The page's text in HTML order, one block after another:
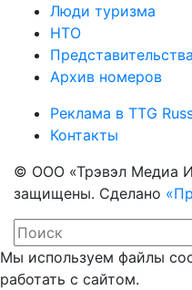
Люди туризма
НТО
Представительства
Архив номеров
Реклама в TTG
Контакты
© ООО «Трэвэл Медиа
защищены. Сделано
Мы используем файлы
работать с сайтом.